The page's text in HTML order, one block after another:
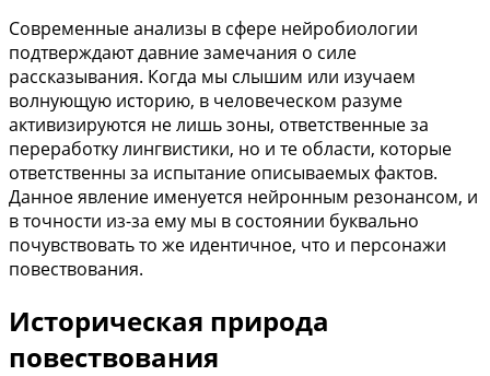
Современные анализы в сфере нейробиологии
подтверждают давние замечания о силе
рассказывания. Когда мы слышим или изучаем
волнующую историю, в человеческом разуме
активизируются не лишь зоны, ответственные за
переработку лингвистики, но и те области, которые
ответственны за испытание описываемых фактов.
Данное явление именуется нейронным резонансом, и
в точности из-за ему мы в состоянии буквально
почувствовать то же идентичное, что и персонажи
повествования.
Историческая природа
повествования